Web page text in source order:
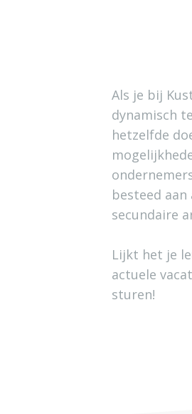
Als je bij
dynamisch
hetzelfde
besteed
secundaire
Lijkt het je
actuele
sturen!